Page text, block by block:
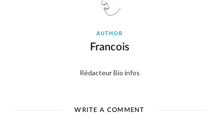
AUTHOR
Francois
Rédacteur Bio infos
WRITE A COMMENT